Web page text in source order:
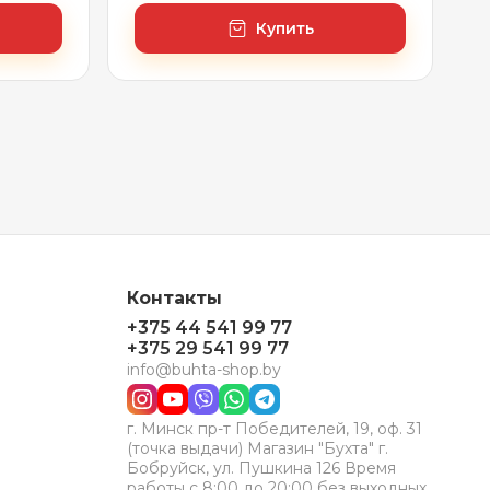
Купить
Контакты
+375 44 541 99 77
+375 29 541 99 77
info@buhta-shop.by
г. Минск пр-т Победителей, 19, оф. 31
(точка выдачи) Магазин "Бухта" г.
Бобруйск, ул. Пушкина 126 Время